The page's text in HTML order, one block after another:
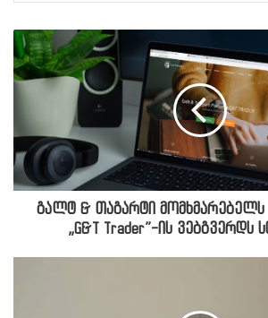
გალტ & თაგარტი
„G&T Trader”-ის ვებგვერდს